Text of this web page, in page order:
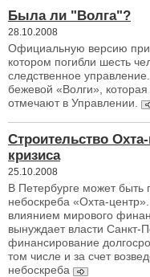
Была ли "Волга"?
28.10.2008
Официальную версию
котором погибли шесть
следственное
бежевой «Волги»,
отмечают в Управлении.
Строительство
кризиса
25.10.2008
В Петербурге может быть
небоскреба «Охта-
влиянием мирового
вынуждает власти Санкт-
финансирование
том числе и за счет
небоскреба